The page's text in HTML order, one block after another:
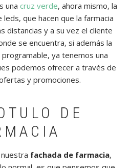
una cruz verde, ahora mismo, la
que hacen que la farmacia
distancias y a su vez el cliente
se encuentra, si además la
ya tenemos una
podemos ofrecer a través de
y promociones.
DE
fachada de farmacia,